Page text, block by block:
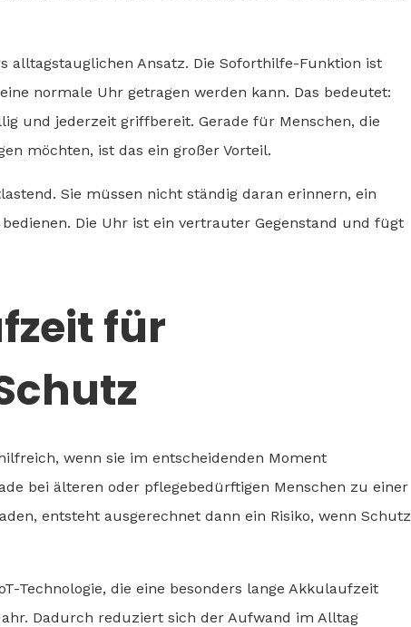
alltagstauglichen Ansatz. Die Soforthilfe-Funktion ist
normale Uhr getragen werden kann. Das bedeutet:
und jederzeit griffbereit. Gerade für Menschen, die
möchten, ist das ein großer Vorteil.
Sie müssen nicht ständig daran erinnern, ein
Die Uhr ist ein vertrauter Gegenstand und fügt
für
wenn sie im entscheidenden Moment
bei älteren oder pflegebedürftigen Menschen zu einer
entsteht ausgerechnet dann ein Risiko, wenn Schutz
Technologie, die eine besonders lange Akkulaufzeit
Dadurch reduziert sich der Aufwand im Alltag